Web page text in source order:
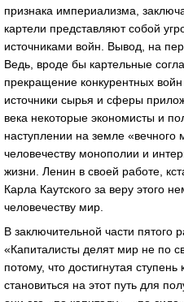
признака империализма,
картели представляют собой
источниками войн. Вывод, на
Ведь, вроде бы картельные
прекращение конкурентных
источники сырья и сферы
века некоторые экономисты и
наступлении на земле «вечного
человечеству монополии и
жизни. Ленин в своей работе,
Карла Каутского за веру этого
человечеству мир.
В заключительной части пятого
«Капиталисты делят мир не по
потому, что достигнутая
становиться на этот путь для